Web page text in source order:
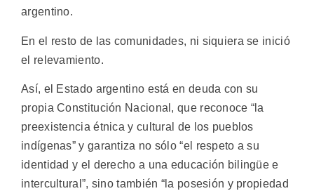
argentino.
En el resto de las comunidades, ni siquiera se inició
el relevamiento.
Así, el Estado argentino está en deuda con su
propia Constitución Nacional, que reconoce “la
preexistencia étnica y cultural de los pueblos
indígenas” y garantiza no sólo “el respeto a su
identidad y el derecho a una educación bilingüe e
intercultural”, sino también “la posesión y propiedad